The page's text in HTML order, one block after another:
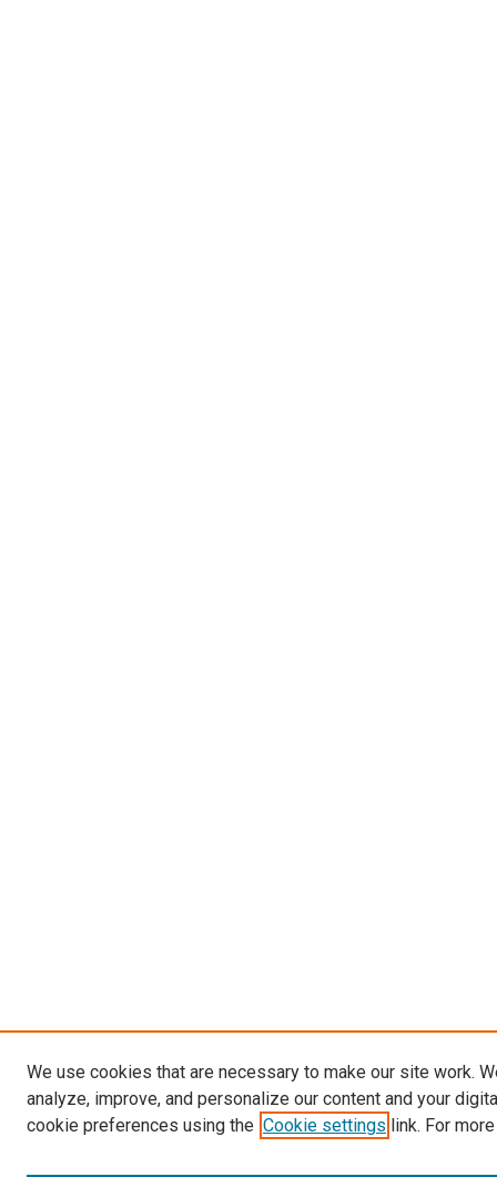
We use cookies that are necessary to make our site work.
analyze, improve, and personalize our content and your
cookie preferences using the Cookie settings link. For